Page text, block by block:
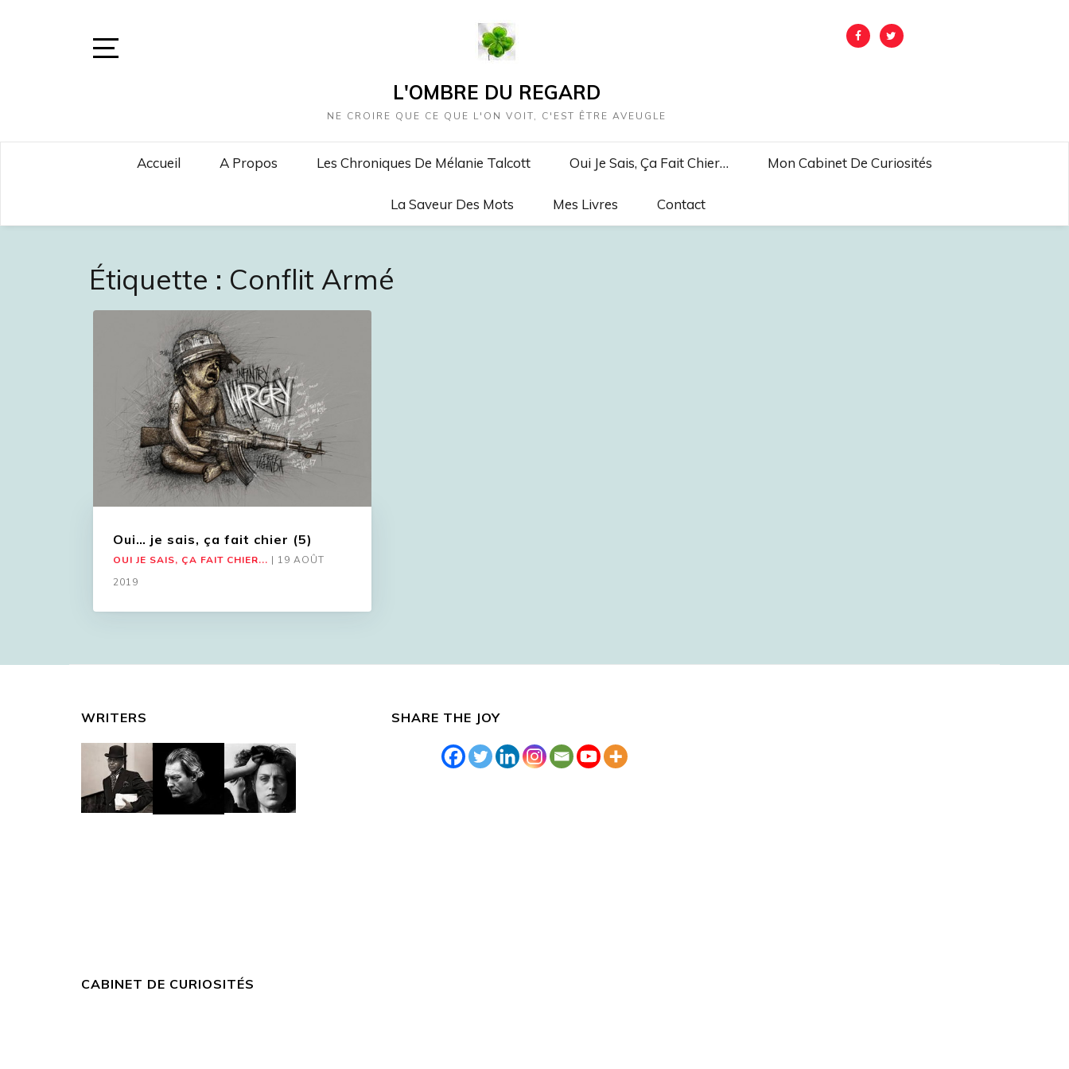
L'OMBRE DU REGARD
NE CROIRE QUE CE QUE L'ON VOIT, C'EST ÊTRE AVEUGLE
Accueil A Propos Les Chroniques De Mélanie Talcott Oui Je Sais, Ça Fait Chier… Mon Cabinet De Curiosités
La Saveur Des Mots Mes Livres Contact
Étiquette : Conflit Armé
Oui… je sais, ça fait chier (5)
OUI JE SAIS, ÇA FAIT CHIER... | 19 AOÛT
2019
WRITERS
CABINET DE CURIOSITÉS
SHARE THE JOY